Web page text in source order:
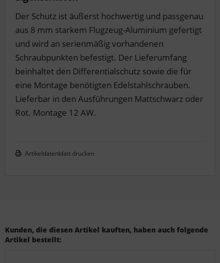
Der Schutz ist äußerst hochwertig und passgenau
aus 8 mm starkem Flugzeug-Aluminium gefertigt
und wird an serienmäßig vorhandenen
Schraubpunkten befestigt. Der Lieferumfang
beinhaltet den Differentialschutz sowie die für
eine Montage benötigten Edelstahlschrauben.
Lieferbar in den Ausführungen Mattschwarz oder
Rot. Montage 12 AW.
Artikeldatenblatt drucken
Kunden, die diesen Artikel kauften, haben auch folgende
Artikel bestellt: